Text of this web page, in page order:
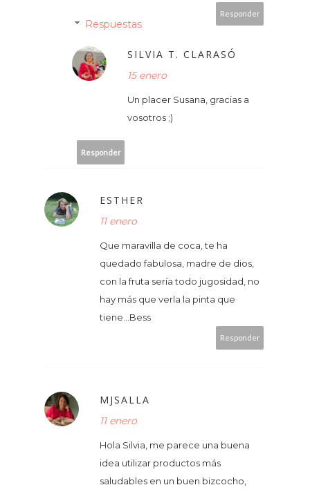
Responder
Respuestas
SILVIA T. CLARASÓ
15 enero
Un placer Susana, gracias a
vosotros ;)
Responder
ESTHER
11 enero
Que maravilla de coca, te ha
quedado fabulosa, madre de dios,
con la fruta sería todo jugosidad, no
hay más que verla la pinta que
tiene...Bess
Responder
MJSALLA
11 enero
Hola Silvia, me parece una buena
idea utilizar productos más
saludables en un buen bizcocho,